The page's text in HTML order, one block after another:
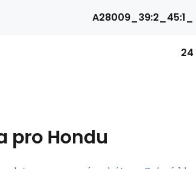
A28009_39:2_45:1_
24
pro Hondu